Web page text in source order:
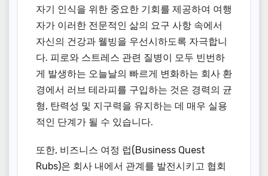
자기 인식을 위한 중요한 기회를 제공하여 여행
자가 이러한 전문적인 삶의 요구 사항 속에서
자신의 건강과 웰빙을 우선시하도록 자극합니
다. 피로와 스트레스 관련 질병이 모두 빈번하
게 발생하는 오늘날의 빠르게 변화하는 회사 환
경에서 러브 테라피를 구입하는 것은 경력의 균
형, 탄력성 및 지구력을 유지하는 데 매우 실용
적인 단계가 될 수 있습니다.
또한, 비즈니스 여정 럽(Business Quest
Rubs)은 회사 내에서 관계를 발전시키고 협회